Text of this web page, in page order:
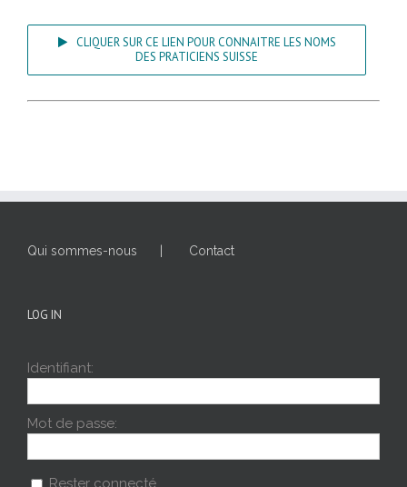
CLIQUER SUR CE LIEN POUR CONNAITRE LES NOMS
DES PRATICIENS SUISSE
Qui sommes-nous Contact
LOG IN
Identifiant:
Mot de passe:
Rester connecté